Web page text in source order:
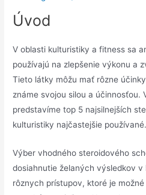
Úvod
V oblasti kulturistiky a fitness sa
používajú na zlepšenie výkonu a
Tieto látky môžu mať rôzne
známe svojou silou a účinnosťou.
predstavíme top 5 najsilnejších
kulturistiky najčastejšie používané.
Výber vhodného steroidového
dosiahnutie želaných výsledkov v
rôznych prístupov, ktoré je